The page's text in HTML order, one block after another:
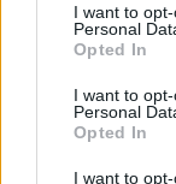
I want to
Personal
Opted In
I want to
Personal
Opted In
I want to
Newsroom
Ετικέτες :microchip,